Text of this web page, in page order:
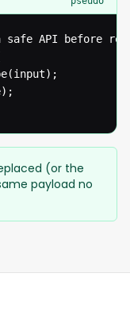
API before
(or the
payload no